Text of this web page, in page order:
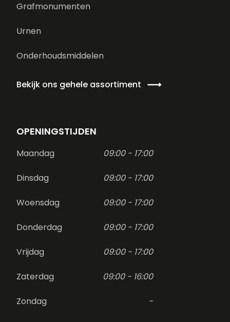
Grafmonumenten
Urnen
Onderhoudsmiddelen
Bekijk ons gehele assortiment
OPENINGSTIJDEN
Maandag 09:00 - 17:00
Dinsdag 09:00 - 17:00
Woensdag 09:00 - 17:00
Donderdag 09:00 - 17:00
Vrijdag 09:00 - 17:00
Zaterdag 09:00 - 16:00
Zondag -